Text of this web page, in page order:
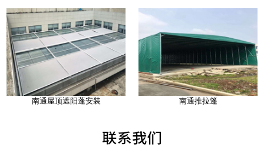
南通屋顶遮阳蓬安装 南通推拉篷